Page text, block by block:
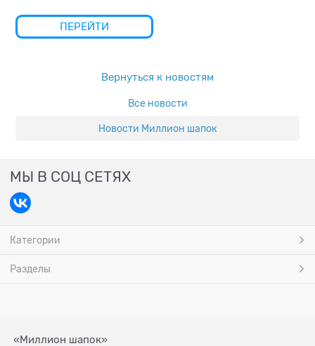
ПЕРЕЙТИ
Вернуться к новостям
Все новости
Новости Миллион шапок
МЫ В СОЦ СЕТЯХ
Категории
Разделы
«Миллион шапок»